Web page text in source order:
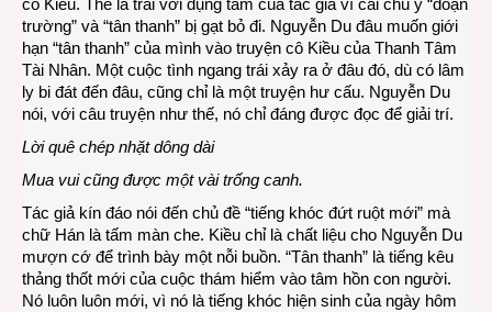
cô Kiều. Thế là trái với dụng tâm của tác giả vì cái chủ ý “đoạn
trường” và “tân thanh” bị gạt bỏ đi. Nguyễn Du đâu muốn giới
hạn “tân thanh” của mình vào truyện cô Kiều của Thanh Tâm
Tài Nhân. Một cuộc tình ngang trái xảy ra ở đâu đó, dù có lâm
ly bi đát đến đâu, cũng chỉ là một truyện hư cấu. Nguyễn Du
nói, với câu truyện như thế, nó chỉ đáng được đọc để giải trí.
Lời quê chép nhặt dông dài
Mua vui cũng được một vài trống canh.
Tác giả kín đáo nói đến chủ đề “tiếng khóc đứt ruột mới” mà
chữ Hán là tấm màn che. Kiều chỉ là chất liệu cho Nguyễn Du
mượn cớ để trình bày một nỗi buồn. “Tân thanh” là tiếng kêu
thảng thốt mới của cuộc thám hiểm vào tâm hồn con người.
Nó luôn luôn mới, vì nó là tiếng khóc hiện sinh của ngày hôm